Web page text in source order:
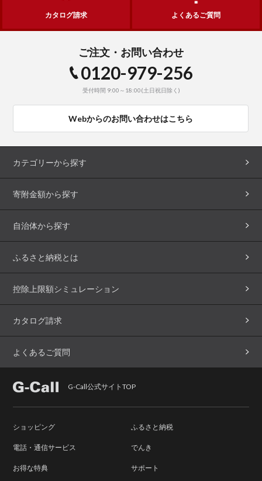
カタログ請求 よくあるご質問
ご注文・お問い合わせ
0120-979-256
受付時間 9:00～18:00(土日祝日除く)
Webからのお問い合わせはこちら
カテゴリーから探す
寄附金額から探す
自治体から探す
ふるさと納税とは
控除上限額シミュレーション
カタログ請求
よくあるご質問
G-Call公式サイトTOP
ショッピング ふるさと納税
電話・通信サービス でんき
お得な特典 サポート